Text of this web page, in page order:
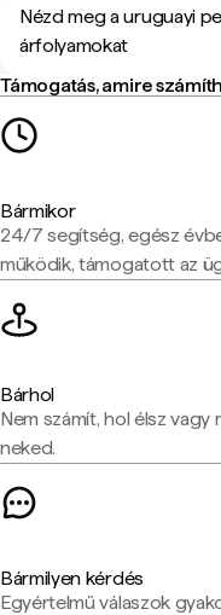
Nézd meg a uruguayi
árfolyamokat
Támogatás, amire
Bármikor
24/7 segítség, egész
működik, támogatott az
Bárhol
Nem számít, hol élsz
neked.
Bármilyen kérdés
Egyértelmű válaszok